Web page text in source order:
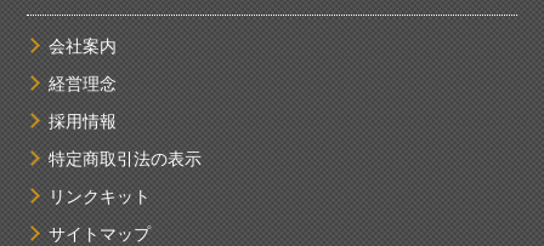
会社案内
経営理念
採用情報
特定商取引法の表示
リンクキット
サイトマップ